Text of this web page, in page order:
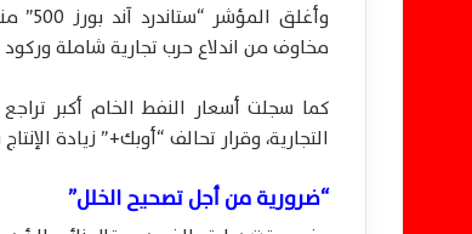
مخاوف من اندلاع حرب تجارية شاملة
التجارية، وقرار تحالف “أوبك+” زيادة
“ضرورية من أجل تصحيح الخلل”